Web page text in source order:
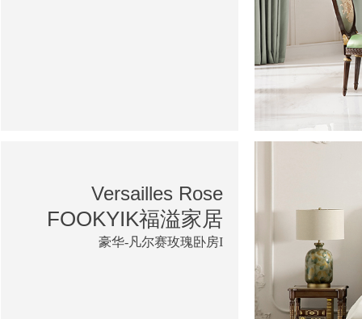
Versailles Rose
FOOKYIK福溢家居
豪华-凡尔赛玫瑰卧房I